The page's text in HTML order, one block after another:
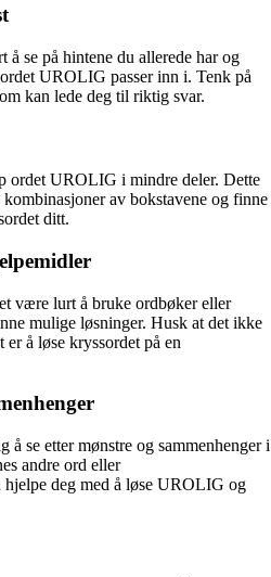
se på hintene du allerede har og
UROLIG passer inn i. Tenk på
kan lede deg til riktig svar.
ordet UROLIG i mindre deler. Dette
av bokstavene og finne
ditt.
være lurt å bruke ordbøker eller
mulige løsninger. Husk at det ikke
å løse kryssordet på en
se etter mønstre og sammenhenger i
andre ord eller
deg med å løse UROLIG og